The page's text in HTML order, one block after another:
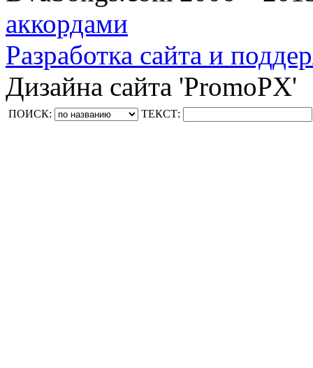
аккордами
Разработка сайта и
Дизайна сайта 'PromoPX'
ПОИСК: ТЕКСТ: